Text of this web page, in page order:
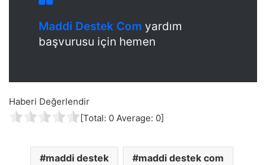
Maddi Destek Com yardım
başvurusu için hemen
Haberi Değerlendir
[Total: 0 Average: 0]
maddi destek maddi destek com